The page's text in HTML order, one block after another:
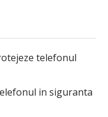
telefonul
in siguranta